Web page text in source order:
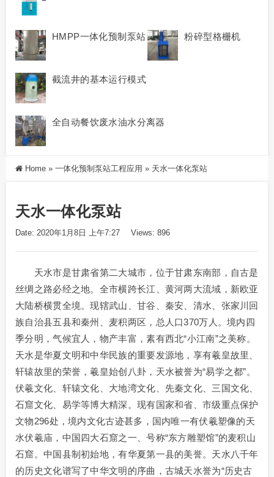
HMPP一体化预制泵站 粉碎型格栅机
截流井的基本运行模式
全自动餐饮废水油水分离器
Home » 一体化预制泵站工程应用 » 天水一体化泵站
天水一体化泵站
Date: 2020年1月8日 上午7:27 Views: 896
天水市是甘肃省第二大城市，位于甘肃东南部，自古是
丝绸之路必经之地。全市横跨长江、黄河两大流域，新欧亚
大陆桥横贯全境。现辖武山、甘谷、秦安、清水、张家川回
族自治县五县和秦州、麦积两区，总人口370万人。境内四
季分明，气候宜人，物产丰富，素有西北“小江南”之美称。
天水是华夏文明和中华民族的重要发源地，享有羲皇故里、
轩辕故里的荣誉，羲皇始创八卦，天水被誉为“易学之都”。
伏羲文化、轩辕文化、大地湾文化、先秦文化、三国文化、
石窟文化、易学等博大精深。现有国家和省、市级重点保护
文物296处，境内文化古迹甚多，国内唯一有伏羲塑像的天
水伏羲庙，中国四大石窟之一、号称“东方雕塑馆”的麦积山
石窟。中国县制初始地，有华夏第一县的美誉。天水八千年
的历史文化谱写了中华文明的序曲，古城天水誉为“历史古